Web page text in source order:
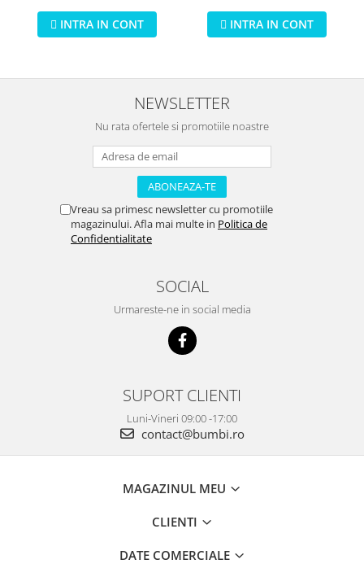
INTRA IN CONT
INTRA IN CONT
NEWSLETTER
Nu rata ofertele si promotiile noastre
Vreau sa primesc newsletter cu promotiile
magazinului. Afla mai multe in Politica de
Confidentialitate
SOCIAL
Urmareste-ne in social media
SUPORT CLIENTI
Luni-Vineri 09:00 -17:00
contact@bumbi.ro
MAGAZINUL MEU
CLIENTI
DATE COMERCIALE